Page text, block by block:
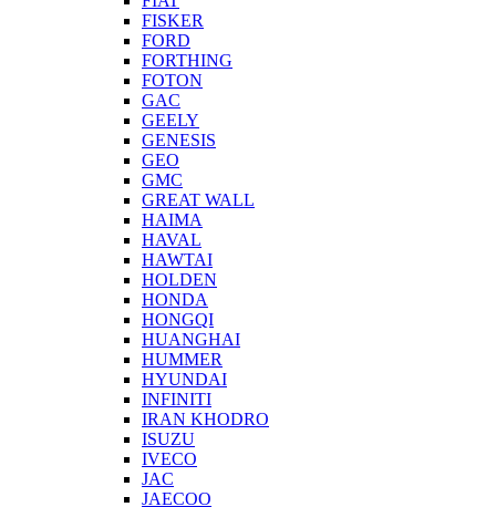
FISKER
FORD
FORTHING
FOTON
GAC
GEELY
GENESIS
GEO
GMC
GREAT WALL
HAIMA
HAVAL
HAWTAI
HOLDEN
HONDA
HONGQI
HUANGHAI
HUMMER
HYUNDAI
INFINITI
IRAN KHODRO
ISUZU
IVECO
JAC
JAECOO